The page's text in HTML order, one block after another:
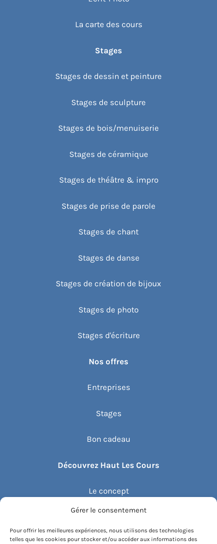
Gérer le consentement
Pour offrir les meilleures expériences, nous utilisons des technologies
telles que les cookies pour stocker et/ou accéder aux informations des
La carte des cours
Stages
Stages de dessin et peinture
Stages de sculpture
Stages de bois/menuiserie
Stages de céramique
Stages de théâtre & impro
Stages de prise de parole
Stages de chant
Stages de danse
Stages de création de bijoux
Stages de photo
Stages d'écriture
Nos offres
Entreprises
Stages
Bon cadeau
Découvrez Haut Les Cours
Le concept